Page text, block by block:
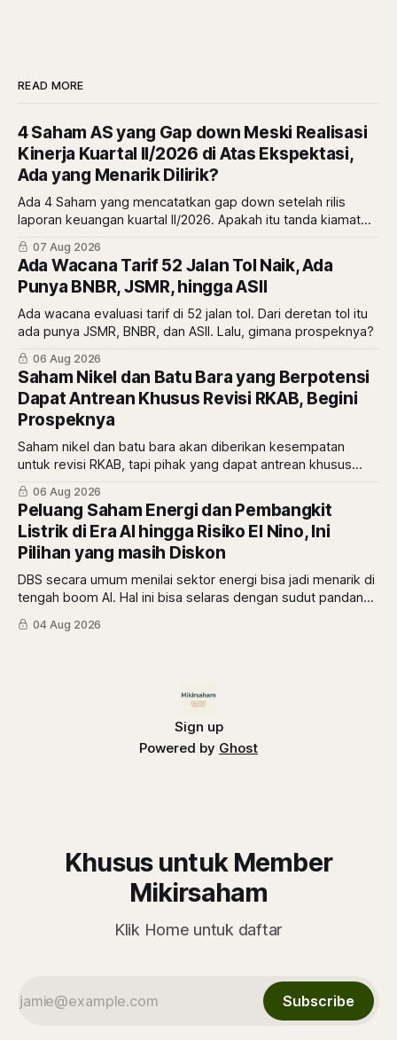
READ MORE
4 Saham AS yang Gap down Meski Realisasi
Kinerja Kuartal II/2026 di Atas Ekspektasi,
Ada yang Menarik Dilirik?
Ada 4 Saham yang mencatatkan gap down setelah rilis
laporan keuangan kuartal II/2026. Apakah itu tanda kiamat
atau malah tanda diskon? simak ulasannya di sini.
07 Aug 2026
Ada Wacana Tarif 52 Jalan Tol Naik, Ada
Punya BNBR, JSMR, hingga ASII
Ada wacana evaluasi tarif di 52 jalan tol. Dari deretan tol itu
ada punya JSMR, BNBR, dan ASII. Lalu, gimana prospeknya?
06 Aug 2026
Saham Nikel dan Batu Bara yang Berpotensi
Dapat Antrean Khusus Revisi RKAB, Begini
Prospeknya
Saham nikel dan batu bara akan diberikan kesempatan
untuk revisi RKAB, tapi pihak yang dapat antrean khusus
adalah pemberi rasio royalti terbesar. Siapa saja mereka?
06 Aug 2026
Peluang Saham Energi dan Pembangkit
Listrik di Era AI hingga Risiko El Nino, Ini
Pilihan yang masih Diskon
DBS secara umum menilai sektor energi bisa jadi menarik di
tengah boom AI. Hal ini bisa selaras dengan sudut pandang
berbeda dari Mikirduit yang mana sektor energi bisa
menarik karena faktor El Nino. Begini analisisnya
04 Aug 2026
Sign up
Powered by Ghost
Khusus untuk Member
Mikirsaham
Klik Home untuk daftar
Subscribe